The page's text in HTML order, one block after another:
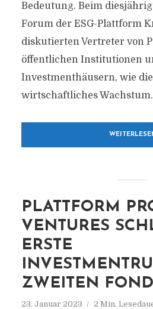
Bedeutung. Beim
Forum der ESG-Plattform
diskutierten Vertreter von
öffentlichen Institutionen
Investmenthäusern, wie
wirtschaftliches
PLATTFORM
VENTURES
RSTE I
WEITEN FONDS
23. Januar 2023 2 Min.